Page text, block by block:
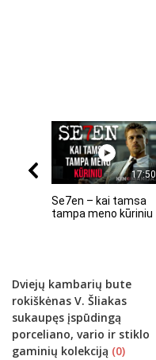
17:50
Se7en – kai tamsa
tampa meno kūriniu
Dviejų kambarių bute
rokiškėnas V. Šliakas
sukaupęs įspūdingą
porceliano, vario ir stiklo
gaminių kolekciją (0)